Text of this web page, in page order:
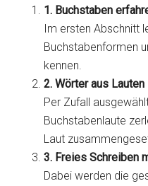
1. Buchstaben
Im ersten Abschnitt
Buchstabenformen
kennen.
2.Wörter aus
Per Zufall
Buchstabenlaute
Laut
3. Freies Schreiben
Dabei werden die